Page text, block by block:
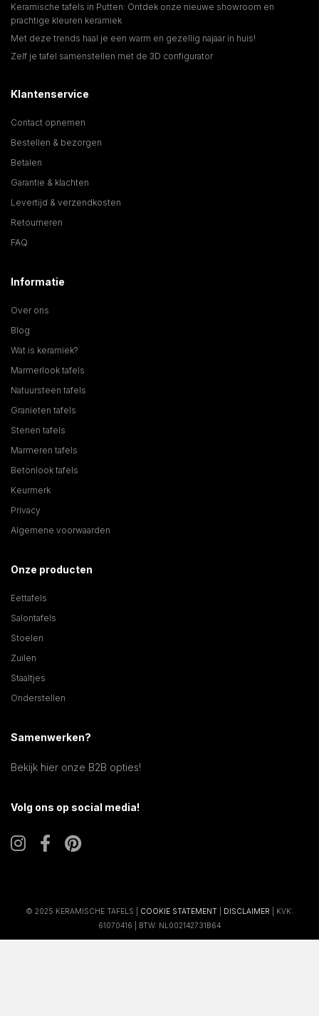
Keramische tafels in Putten: Ontdek onze nieuwe showroom en
prachtige kleuren keramiek
Met deze trends haal je een warm en gezellig najaar in huis!
Zelf je tafel samenstellen met de 3D configurator
Klantenservice
Contact opnemen
Bestellen & bezorgen
Betalen
Garantie & klachten
Levertijd & verzendkosten
Retourneren
FAQ
Informatie
Over ons
Blog
Wat is keramiek?
Marmerlook tafels
Natuursteen tafels
Granieten tafels
Stenen tafels
Marmeren tafels
Betonlook tafels
Keurmerk
Privacy
Algemene voorwaarden
Onze producten
Eettafels
Salontafels
Stoelen
Zuilen
Staaltjes
Onderstellen
Samenwerken?
Bekijk hier onze B2B opties!
Volg ons op social media!
© 2025 KERAMISCHE TAFELS | COOKIE STATEMENT DISCLAIMER | KVK:
61070416 | BTW: NL002142731B64